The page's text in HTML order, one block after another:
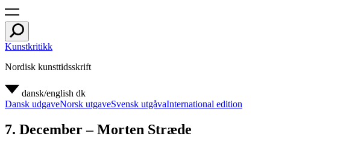
Kunstkritikk
Nordisk kunsttidsskrift
dansk/english dk
Dansk udgaveNorsk utgaveSvensk utgåvaInternational edition
7. December – Morten Stræde